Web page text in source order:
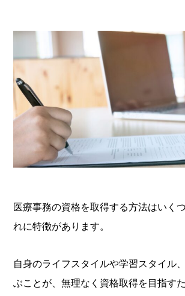
医療事務の資格を取得する方法はいく
れに特徴があります。
自身のライフスタイルや学習スタイル
ぶことが、無理なく資格取得を目指す